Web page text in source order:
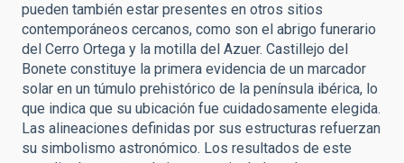
pueden también estar presentes en otros sitios
contemporáneos cercanos, como son el abrigo funerario
del Cerro Ortega y la motilla del Azuer. Castillejo del
Bonete constituye la primera evidencia de un marcador
solar en un túmulo prehistórico de la península ibérica, lo
que indica que su ubicación fue cuidadosamente elegida.
Las alineaciones definidas por sus estructuras refuerzan
su simbolismo astronómico. Los resultados de este